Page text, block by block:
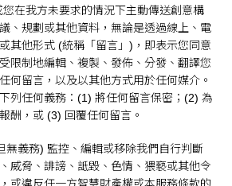
您在我方未要求的情況下主動傳送創意構
、規劃或其他資料，無論是透過線上、電
其他形式 (統稱「留言」)，即表示您同意
限制地編輯、複製、發佈、分發、翻譯您
何留言，以及以其他方式用於任何媒介。
列任何義務：(1) 將任何留言保密；(2) 為
酬，或 (3) 回覆任何留言。
無義務) 監控、編輯或移除我們自行判斷
威脅、誹謗、詆毀、色情、猥褻或其他令
或違反任一方智慧財產權或本服務條款的